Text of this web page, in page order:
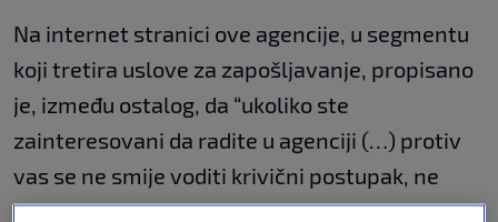
Na internet stranici ove agencije, u segmentu
koji tretira uslove za zapošljavanje, propisano
je, između ostalog, da “ukoliko ste
zainteresovani da radite u agenciji (…) protiv
vas se ne smije voditi krivični postupak, ne
smijete biti osuđivani za krivično djelo za koje